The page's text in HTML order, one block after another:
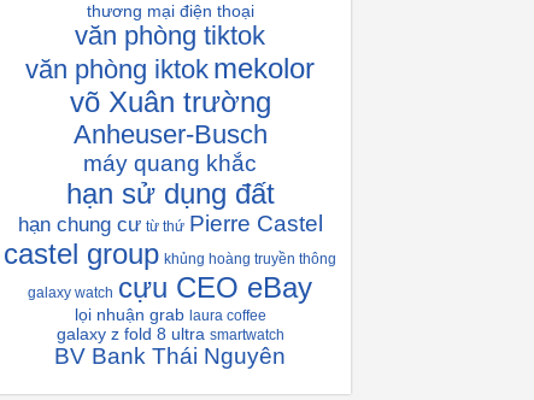
thương mại điện thoại
văn phòng tiktok
văn phòng iktok mekolor
võ Xuân trường
Anheuser-Busch
máy quang khắc
hạn sử dụng đất
hạn chung cư từ thứ Pierre Castel
castel group khủng hoàng truyền thông
galaxy watch cựu CEO eBay
lọi nhuận grab laura coffee
galaxy z fold 8 ultra smartwatch
BV Bank Thái Nguyên